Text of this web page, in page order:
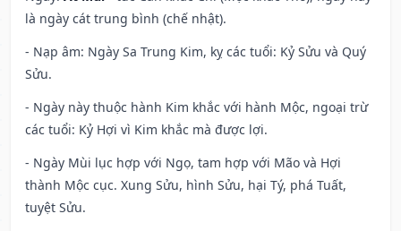
là ngày cát trung bình (chế nhật).
- Nạp âm: Ngày Sa Trung Kim, kỵ các tuổi: Kỷ Sửu và Quý
Sửu.
- Ngày này thuộc hành Kim khắc với hành Mộc, ngoại trừ
các tuổi: Kỷ Hợi vì Kim khắc mà được lợi.
- Ngày Mùi lục hợp với Ngọ, tam hợp với Mão và Hợi
thành Mộc cục. Xung Sửu, hình Sửu, hại Tý, phá Tuất,
tuyệt Sửu.